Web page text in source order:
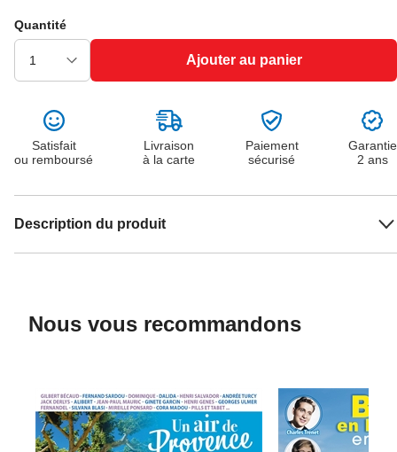
Quantité
Ajouter au panier
Satisfait
ou remboursé
Livraison
à la carte
Paiement
sécurisé
Garantie
2 ans
Description du produit
Nous vous recommandons